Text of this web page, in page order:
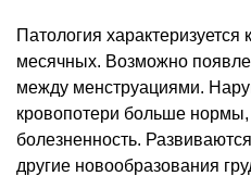
Патология
месячных. Возможно
между менструациями.
кровопотери больше
болезненность.
другие новообразования